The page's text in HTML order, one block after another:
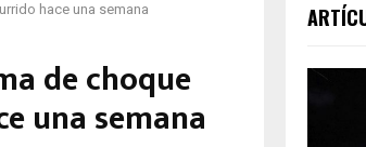
hace una semana
de choque
una semana